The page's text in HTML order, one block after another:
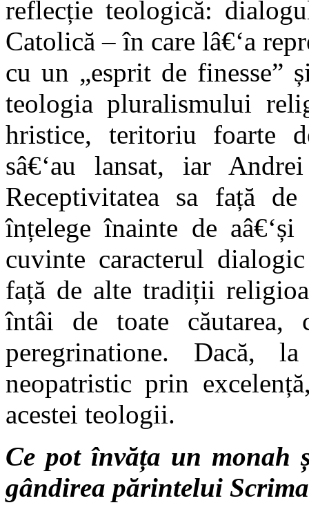
reflecție teologică:
Catolică – în care lâ€‘a
cu un „esprit de finesse”
teologia pluralismului
hristice, teritoriu foarte
sâ€‘au lansat, iar
Receptivitatea sa față de
înțelege înainte de
cuvinte caracterul
față de alte tradiții
întâi de toate căutarea,
peregrinatione. Dacă,
neopatristic prin
acestei teologii.
Ce pot învăța un
gândirea părintelui